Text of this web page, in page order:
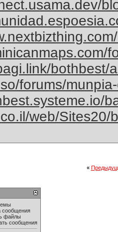
bothbest/
forums/
web/Sites20/
«
сообщения
файлы
сообщения